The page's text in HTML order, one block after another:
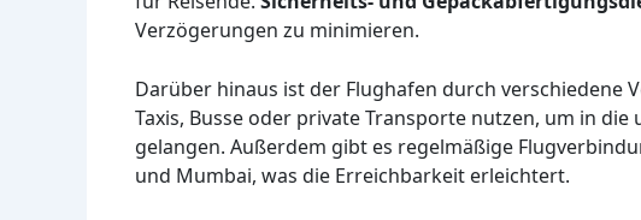
Verzögerungen zu minimieren.
Darüber hinaus ist der Flughafen durch verschiedene
Taxis, Busse oder private Transporte nutzen, um in
gelangen. Außerdem gibt es regelmäßige
und Mumbai, was die Erreichbarkeit erleichtert.